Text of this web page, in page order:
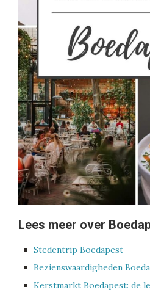
Lees meer over
Stedentrip Boedapest
Bezienswaardigheden
Kerstmarkt Boedapest: de